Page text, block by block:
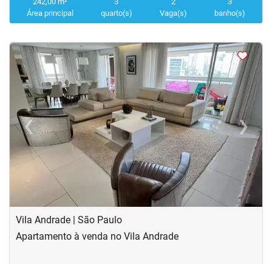
Área principal
quarto(s)
Vaga(s)
banho(s)
<<
‹Previous ›Next
Vila Andrade | São Paulo
Apartamento à venda no Vila Andrade